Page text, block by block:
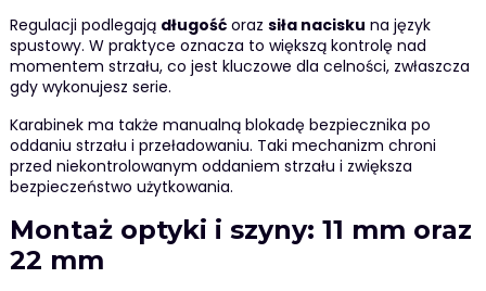
Regulacji podlegają długośćoraz siła nacisku na język
spustowy. W praktyce oznacza to większą kontrolę nad
momentem strzału, co jest kluczowe dla celności, zwłaszcza
gdy wykonujesz serie.
Karabinek ma także manualną blokadę bezpiecznika po
oddaniu strzału i przeładowaniu. Taki mechanizm chroni
przed niekontrolowanym oddaniem strzału i zwiększa
bezpieczeństwo użytkowania.
Montaż optyki i szyny: 11 mm oraz
22 mm